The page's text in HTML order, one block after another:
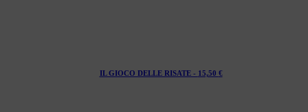
IL GIOCO DELLE RISATE - 15,50 €